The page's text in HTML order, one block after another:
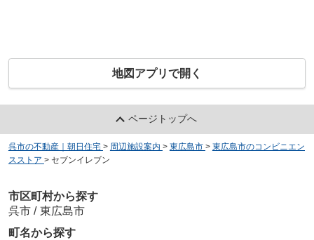
地図アプリで開く
ページトップへ
呉市の不動産｜朝日住宅 > 周辺施設案内 > 東広島市 > 東広島市のコンビニエン
スストア > セブンイレブン
市区町村から探す
呉市 / 東広島市
町名から探す